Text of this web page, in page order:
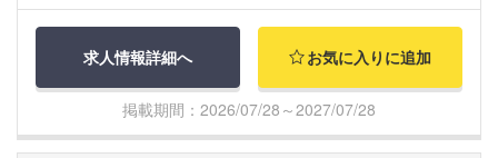
求人情報詳細へ お気に入りに追加
掲載期間：2026/07/28～2027/07/28